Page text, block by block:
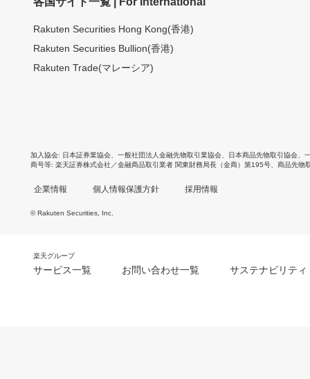
Rakuten Securities Hong Kong(香港)
Rakuten Securities Bullion(香港)
Rakuten Trade(マレーシア)
加入協会 日本証券業協会 一般社団法人金融先物取引業協会 日本商品先物取引協会
商号等 楽天証券株式会社／金融商品取引業者 関東財務局長（金商）第195号、商品先物
企業情報 個人情報保護方針 採用情報
© Rakuten Securities, Inc.
楽天グループ
サービス一覧 お問い合わせ一覧 サステナビリティ